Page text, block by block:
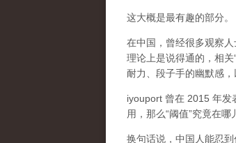
这大概是最有趣的部分。
在中国，曾经很多观察
理论上是说得通的，相
耐力、段子手的幽默感
iyouport 曾在 2015 年发
用，那么“阈值”究竟在哪
换句话说，中国人能忍到